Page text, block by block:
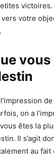
votre
on a
êtes la
Il s’agit
au fait